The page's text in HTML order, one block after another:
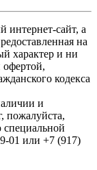
сайт, а
на
характер и ни
офертой,
кодекса
и
пожалуйста,
01 или +7 (917)